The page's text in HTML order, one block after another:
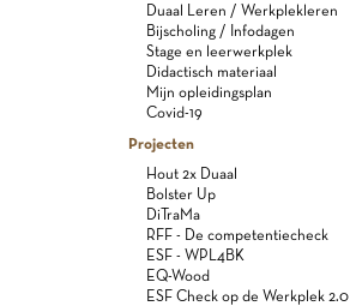
Duaal Leren / Werkplekleren
Bijscholing / Infodagen
Stage en leerwerkplek
Didactisch materiaal
Mijn opleidingsplan
Covid-19
Projecten
Hout 2x Duaal
Bolster Up
DiTraMa
RFF - De competentiecheck
ESF - WPL4BK
EQ-Wood
ESF Check op de Werkplek 2.0